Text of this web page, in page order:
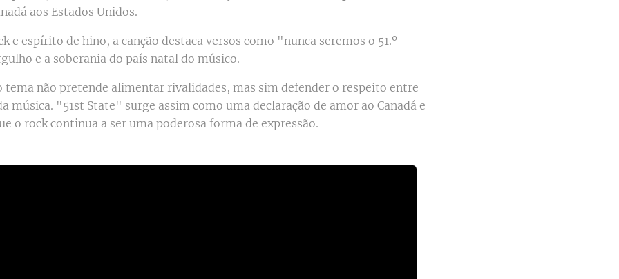
aos Estados Unidos.
e espírito de hino, a canção destaca versos como "nunca seremos o 51.º
e a soberania do país natal do músico.
tema não pretende alimentar rivalidades, mas sim defender o respeito entre
música. "51st State" surge assim como uma declaração de amor ao Canadá e
o rock continua a ser uma poderosa forma de expressão.